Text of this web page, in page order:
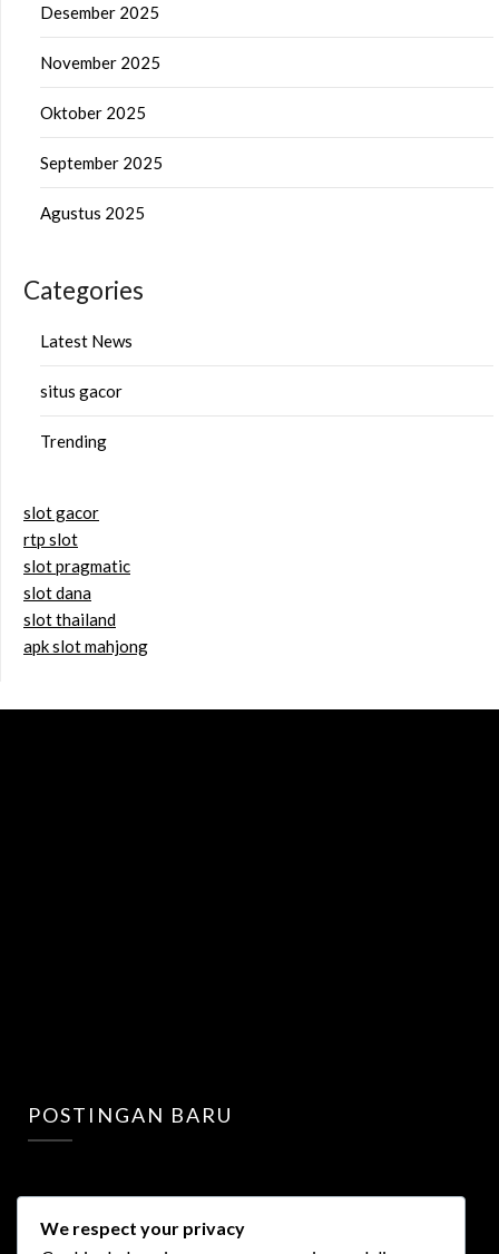
Desember 2025
November 2025
Oktober 2025
September 2025
Agustus 2025
Categories
Latest News
situs gacor
Trending
slot gacor
rtp slot
slot pragmatic
slot dana
slot thailand
apk slot mahjong
POSTINGAN BARU
We respect your privacy